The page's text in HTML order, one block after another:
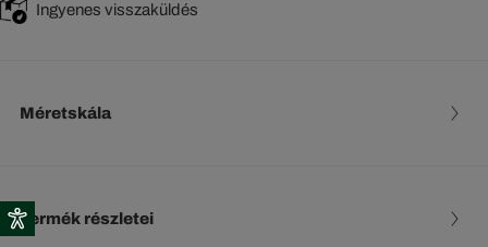
Ingyenes visszaküldés
Méretskála
Termék részletei